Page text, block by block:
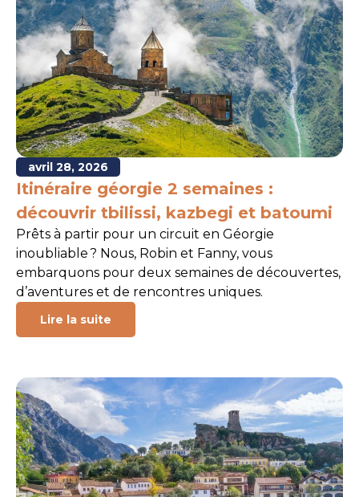
avril 28, 2026
Itinéraire géorgie 2 semaines :
découvrir tbilissi, kazbegi et batoumi
Prêts à partir pour un circuit en Géorgie
inoubliable ? Nous, Robin et Fanny, vous
embarquons pour deux semaines de découvertes,
d’aventures et de rencontres uniques.
Lire la suite